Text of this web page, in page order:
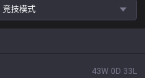
竞技模式
43W 0 D 33 L